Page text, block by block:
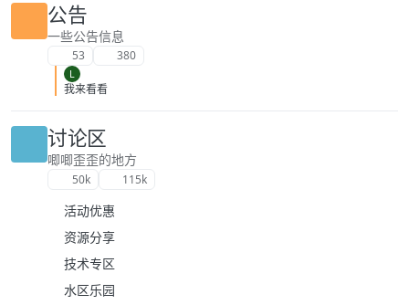
公告
一些公告信息
53 380
L
我来看看
讨论区
唧唧歪歪的地方
50k 115k
活动优惠
资源分享
技术专区
水区乐园